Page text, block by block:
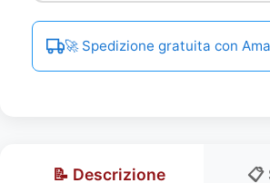
🚀 Spedizione gratuita con
📝 Descrizione 📋